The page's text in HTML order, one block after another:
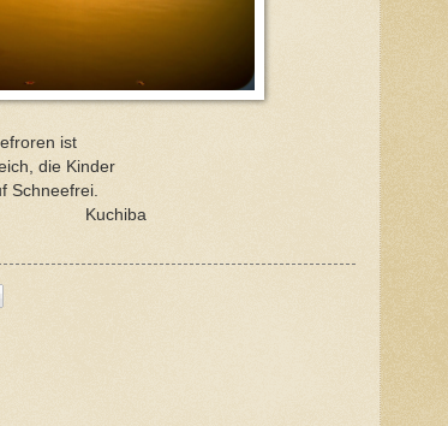
ist
die Kinder
Schneefrei.